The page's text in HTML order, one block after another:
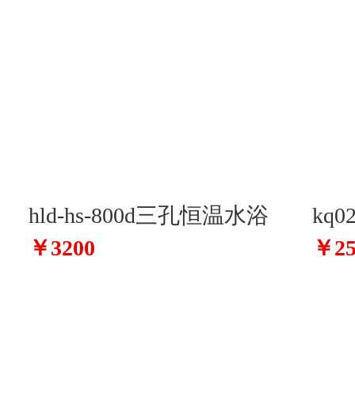
hld-hs-800d三孔恒温水浴
锅
￥3200
测
￥